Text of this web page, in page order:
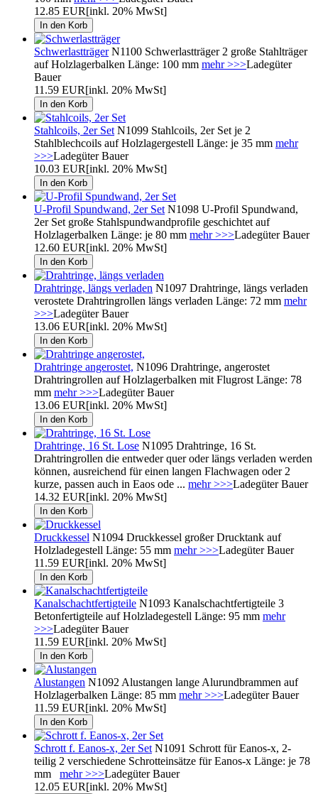
12.85 EUR[inkl. 20% MwSt]
SchwerlastträgerN1100 Schwerlastträger 2 große Stahlträger
auf Holzlagerbalken Länge: 100 mm mehr >>>Ladegüter
Bauer
11.59 EUR[inkl. 20% MwSt]
Stahlcoils, 2er Set N1099 Stahlcoils, 2er Set je 2
Stahlblechcoils auf Holzlagergestell Länge: je 35 mm mehr
>>>Ladegüter Bauer
10.03 EUR[inkl. 20% MwSt]
U-Profil Spundwand, 2er Set N1098 U-Profil Spundwand,
2er Set große Stahlspundwandprofile geschichtet auf
Holzlagerbalken Länge: je 80 mm mehr >>>Ladegüter Bauer
12.60 EUR[inkl. 20% MwSt]
Drahtringe, längs verladen N1097 Drahtringe, längs verladen
verostete Drahtringrollen längs verladen Länge: 72 mm mehr
>>>Ladegüter Bauer
13.06 EUR[inkl. 20% MwSt]
Drahtringe angerostet, N1096 Drahtringe, angerostet
Drahtringrollen auf Holzlagerbalken mit Flugrost Länge: 78
mm mehr >>>Ladegüter Bauer
13.06 EUR[inkl. 20% MwSt]
Drahtringe, 16 St. Lose N1095 Drahtringe, 16 St.
Drahtringrollen die entweder quer oder längs verladen werden
können, ausreichend für einen langen Flachwagen oder 2
kurze, passen auch in Eaos ode ... mehr >>>Ladegüter Bauer
14.32 EUR[inkl. 20% MwSt]
Druckkessel N1094 Druckkessel großer Drucktank auf
Holzladegestell Länge: 55 mm mehr >>>Ladegüter Bauer
11.59 EUR[inkl. 20% MwSt]
Kanalschachtfertigteile N1093 Kanalschachtfertigteile 3
Betonfertigteile auf Holzladegestell Länge: 95 mm mehr
>>>Ladegüter Bauer
11.59 EUR[inkl. 20% MwSt]
Alustangen N1092 Alustangen lange Alurundbrammen auf
Holzlagerbalken Länge: 85 mm mehr >>>Ladegüter Bauer
11.59 EUR[inkl. 20% MwSt]
Schrott f. Eanos-x, 2er Set N1091 Schrott für Eanos-x, 2-
teilig 2 verschiedene Schrotteinsätze für Eanos-x Länge: je 78
mm mehr >>>Ladegüter Bauer
12.05 EUR[inkl. 20% MwSt]